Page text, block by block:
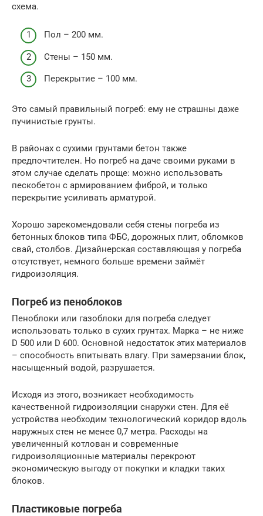
схема.
Пол – 200 мм.
Стены – 150 мм.
Перекрытие – 100 мм.
Это самый правильный погреб: ему не страшны даже
пучинистые грунты.
В районах с сухими грунтами бетон также
предпочтителен. Но погреб на даче своими руками в
этом случае сделать проще: можно использовать
пескобетон с армированием фиброй, и только
перекрытие усиливать арматурой.
Хорошо зарекомендовали себя стены погреба из
бетонных блоков типа ФБС, дорожных плит, обломков
свай, столбов. Дизайнерская составляющая у погреба
отсутствует, немного больше времени займёт
гидроизоляция.
Погреб из пеноблоков
Пеноблоки или газоблоки для погреба следует
использовать только в сухих грунтах. Марка – не ниже
D 500 или D 600. Основной недостаток этих материалов
– способность впитывать влагу. При замерзании блок,
насыщенный водой, разрушается.
Исходя из этого, возникает необходимость
качественной гидроизоляции снаружи стен. Для её
устройства необходим технологический коридор вдоль
наружных стен не менее 0,7 метра. Расходы на
увеличенный котлован и современные
гидроизоляционные материалы перекроют
экономическую выгоду от покупки и кладки таких
блоков.
Пластиковые погреба